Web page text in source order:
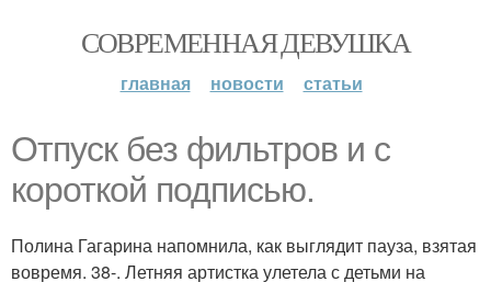
СОВРЕМЕННАЯ ДЕВУШКА
главная новости статьи
Отпуск без фильтров и с
короткой подписью.
Полина Гагарина напомнила, как выглядит пауза, взятая
вовремя. 38-. Летняя артистка улетела с детьми на